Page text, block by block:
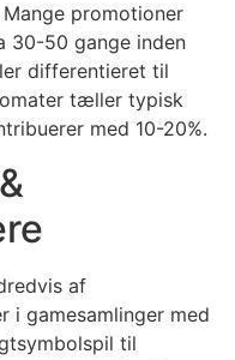
promotioner
50 gange inden
differentieret til
tæller typisk
med 10-20%.
af
i gamesamlinger med
til